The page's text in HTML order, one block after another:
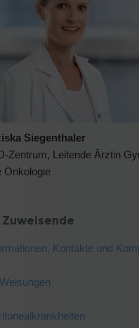
Siegenthaler
Zentrum, Leitende Ärztin
Onkologie
Kontakte und